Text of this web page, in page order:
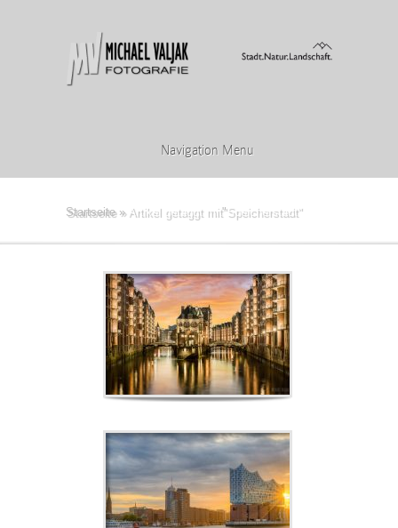
Navigation Menu
Startseite »Artikel getaggt mit"Speicherstadt"